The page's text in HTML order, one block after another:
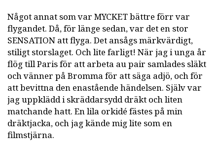
Något annat som var MYCKET bättre förr var
flygandet. Då, för länge sedan, var det en stor
SENSATION att flyga. Det ansågs märkvärdigt,
stiligt storslaget. Och lite farligt! När jag i unga år
flög till Paris för att arbeta au pair samlades släkt
och vänner på Bromma för att säga adjö, och för
att bevittna den enastående händelsen. Själv var
jag uppklädd i skräddarsydd dräkt och liten
matchande hatt. En lila orkidé fästes på min
dräktjacka, och jag kände mig lite som en
filmstjärna.